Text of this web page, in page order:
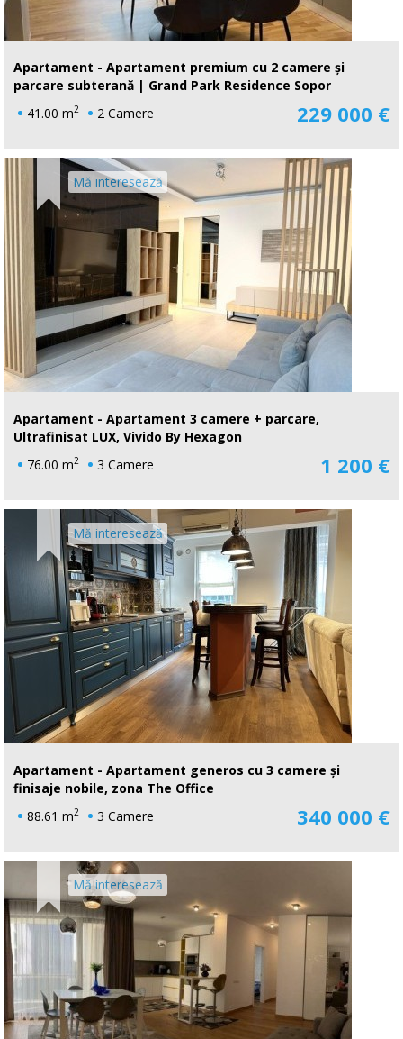
Apartament - Apartament premium cu 2 camere și
parcare subterană | Grand Park Residence Sopor
41.00 m2 2 Camere 229 000 €
Mă interesează
Apartament - Apartament 3 camere + parcare,
Ultrafinisat LUX, Vivido By Hexagon
76.00 m2 3 Camere 1 200 €
Mă interesează
Apartament - Apartament generos cu 3 camere și
finisaje nobile, zona The Office
88.61 m2 3 Camere 340 000 €
Mă interesează